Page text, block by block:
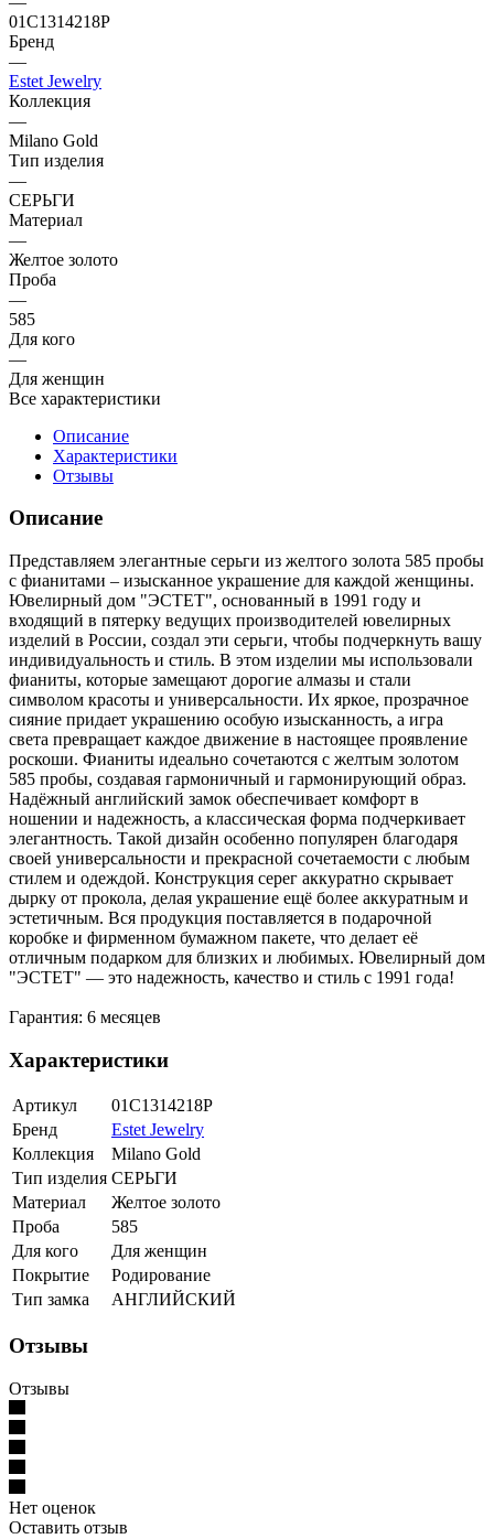
01С1314218Р
Бренд
—
Estet Jewelry
Коллекция
—
Milano Gold
Тип изделия
—
СЕРЬГИ
Материал
—
Желтое золото
Проба
—
585
Для кого
—
Для женщин
Все характеристики
Описание
Характеристики
Отзывы
Описание
Представляем элегантные серьги из желтого золота 585 пробы
с фианитами – изысканное украшение для каждой женщины.
Ювелирный дом "ЭСТЕТ", основанный в 1991 году и
входящий в пятерку ведущих производителей ювелирных
изделий в России, создал эти серьги, чтобы подчеркнуть вашу
индивидуальность и стиль. В этом изделии мы использовали
фианиты, которые замещают дорогие алмазы и стали
символом красоты и универсальности. Их яркое, прозрачное
сияние придает украшению особую изысканность, а игра
света превращает каждое движение в настоящее проявление
роскоши. Фианиты идеально сочетаются с желтым золотом
585 пробы, создавая гармоничный и гармонирующий образ.
Надёжный английский замок обеспечивает комфорт в
ношении и надежность, а классическая форма подчеркивает
элегантность. Такой дизайн особенно популярен благодаря
своей универсальности и прекрасной сочетаемости с любым
стилем и одеждой. Конструкция серег аккуратно скрывает
дырку от прокола, делая украшение ещё более аккуратным и
эстетичным. Вся продукция поставляется в подарочной
коробке и фирменном бумажном пакете, что делает её
отличным подарком для близких и любимых. Ювелирный дом
"ЭСТЕТ" — это надежность, качество и стиль с 1991 года!
Гарантия: 6 месяцев
Характеристики
Артикул
01С1314218Р
Бренд
Estet Jewelry
Коллекция
Milano Gold
Тип изделия СЕРЬГИ
Материал
Желтое золото
Проба
585
Для кого
Для женщин
Покрытие
Родирование
Тип замка
АНГЛИЙСКИЙ
Отзывы
Отзывы
Нет оценок
Оставить отзыв